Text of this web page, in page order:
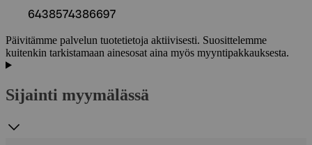
6438574386697
Päivitämme palvelun tuotetietoja aktiivisesti. Suosittelemme
kuitenkin tarkistamaan ainesosat aina myös myyntipakkauksesta.
Sijainti myymälässä